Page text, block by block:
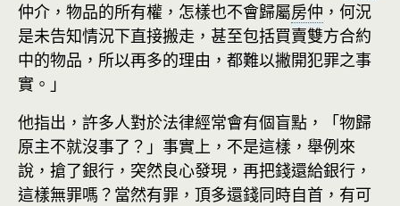
仲介，物品的所有權，怎樣也不會歸屬房仲 ，何況
是未告知情況下直接搬走，甚至包括買賣雙方合約
中的物品，所以再多的理由，都難以撇開犯罪之事
實。」
他指出，許多人對於法律經常會有個盲點，「物歸
原主不就沒事了？」事實上，不是這樣，舉例來
說，搶了銀行，突然良心發現，再把錢還給銀行，
這樣無罪嗎？當然有罪，頂多還錢同時自首，有可